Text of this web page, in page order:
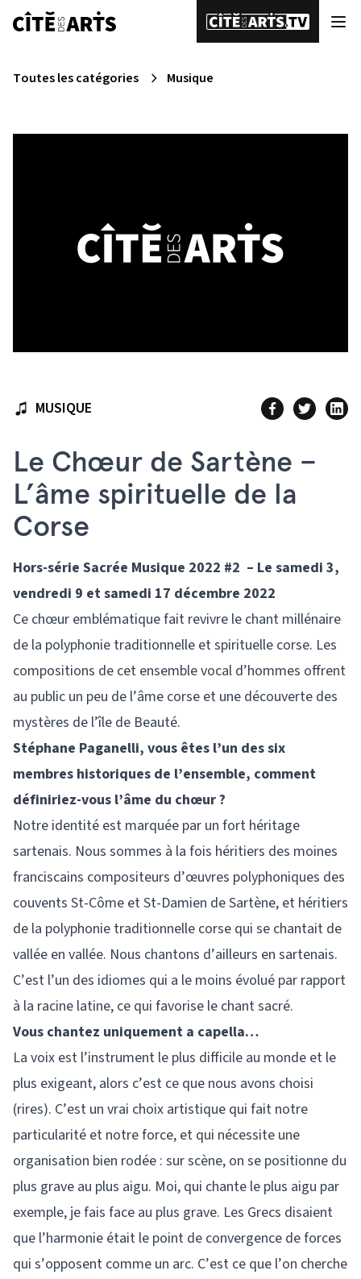
Toutes les catégories Musique
MUSIQUE
Le Chœur de Sartène –
L’âme spirituelle de la
Corse
Hors-série Sacrée Musique 2022 #2 – Le samedi 3,
vendredi 9 et samedi 17 décembre 2022
Ce chœur emblématique fait revivre le chant millénaire
de la polyphonie traditionnelle et spirituelle corse. Les
compositions de cet ensemble vocal d’hommes offrent
au public un peu de l’âme corse et une découverte des
mystères de l’île de Beauté.
Stéphane Paganelli, vous êtes l’un des six
membres historiques de l’ensemble, comment
définiriez-vous l’âme du chœur ?
Notre identité est marquée par un fort héritage
sartenais. Nous sommes à la fois héritiers des moines
franciscains compositeurs d’œuvres polyphoniques des
couvents St-Côme et St-Damien de Sartène, et héritiers
de la polyphonie traditionnelle corse qui se chantait de
vallée en vallée. Nous chantons d’ailleurs en sartenais.
C’est l’un des idiomes qui a le moins évolué par rapport
à la racine latine, ce qui favorise le chant sacré.
Vous chantez uniquement a capella…
La voix est l’instrument le plus difficile au monde et le
plus exigeant, alors c’est ce que nous avons choisi
(rires). C’est un vrai choix artistique qui fait notre
particularité et notre force, et qui nécessite une
organisation bien rodée : sur scène, on se positionne du
plus grave au plus aigu. Moi, qui chante le plus aigu par
exemple, je fais face au plus grave. Les Grecs disaient
que l’harmonie était le point de convergence de forces
qui s’opposent comme un arc. C’est ce que l’on cherche